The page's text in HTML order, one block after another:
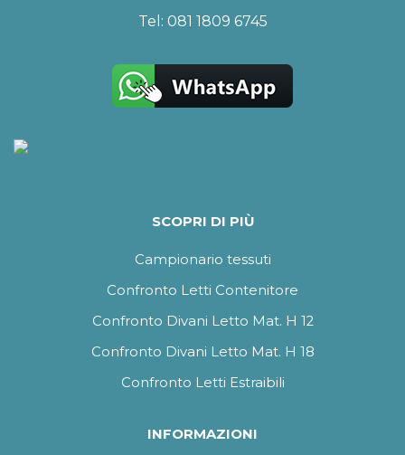
Tel: 081 1809 6745
SCOPRI DI PIÙ
Campionario tessuti
Confronto Letti Contenitore
Confronto Divani Letto Mat. H 12
Confronto Divani Letto Mat. H 18
Confronto Letti Estraibili
INFORMAZIONI